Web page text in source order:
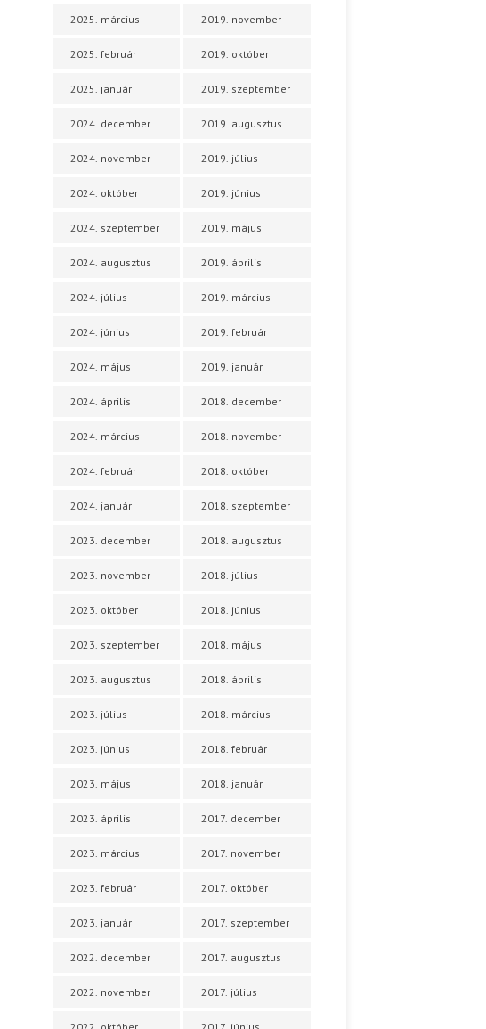
2025. március
2025. február
2025. január
2024. december
2024. november
2024. október
2024. szeptember
2024. augusztus
2024. július
2024. június
2024. május
2024. április
2024. március
2024. február
2024. január
2023. december
2023. november
2023. október
2023. szeptember
2023. augusztus
2023. július
2023. június
2023. május
2023. április
2023. március
2023. február
2023. január
2022. december
2022. november
2019. november
2019. október
2019. szeptember
2019. augusztus
2019. július
2019. június
2019. május
2019. április
2019. március
2019. február
2019. január
2018. december
2018. november
2018. október
2018. szeptember
2018. augusztus
2018. július
2018. június
2018. május
2018. április
2018. március
2018. február
2018. január
2017. december
2017. november
2017. október
2017. szeptember
2017. augusztus
2017. július